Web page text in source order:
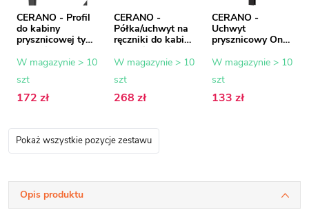
CERANO - Profil
do kabiny
prysznicowej typu
mm - czarny mat
W magazynie > 10
szt
172 zł
CERANO -
Półka/uchwyt na
ręczniki do kabiny
walk-in - 8-10
- 30 do 160 cm
W magazynie > 10
szt
268 zł
CERANO -
Uchwyt
prysznicowy Onyx
pionowy do sufitu
czarny
W magazynie > 10
szt
133 zł
Pokaż wszystkie pozycje zestawu
Opis produktu